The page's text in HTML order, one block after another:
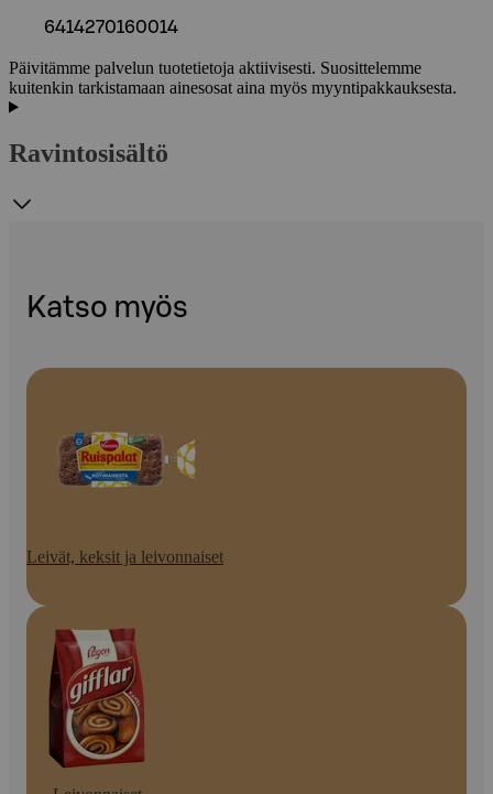
6414270160014
Päivitämme palvelun tuotetietoja aktiivisesti. Suosittelemme
kuitenkin tarkistamaan ainesosat aina myös myyntipakkauksesta.
Ravintosisältö
Katso myös
Leivät, keksit ja leivonnaiset